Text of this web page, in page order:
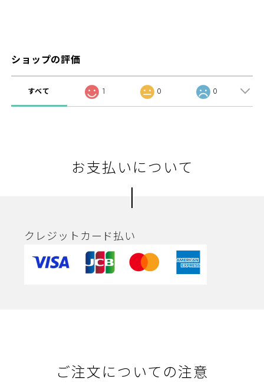
ショップの評価
すべて 1 0 0
お支払いについて
クレジットカード払い
ご注文についての注意